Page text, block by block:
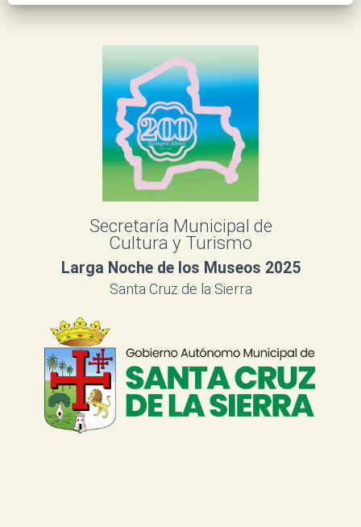
Secretaría Municipal de
Cultura y Turismo
Larga Noche de los Museos 2025
Santa Cruz de la Sierra